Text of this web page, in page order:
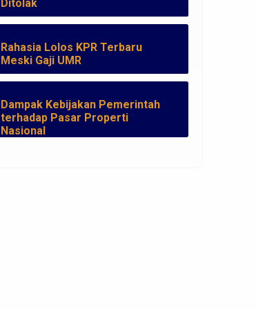
Ditolak
Rahasia Lolos KPR Terbaru
Meski Gaji UMR
Dampak Kebijakan Pemerintah
terhadap Pasar Properti
Nasional